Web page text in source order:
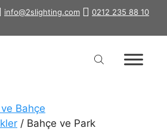
info@2slighting.com 0212 235 88 10
Bahçe
/ Bahçe ve Park